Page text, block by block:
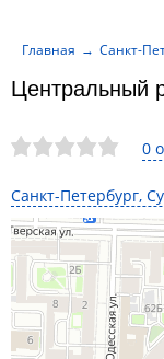
0
Санкт-Петербург,
Центральный
Главная Санкт-